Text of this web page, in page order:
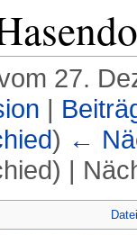
27.
|
) ←
|